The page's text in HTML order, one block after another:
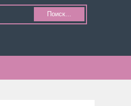
Поиск...